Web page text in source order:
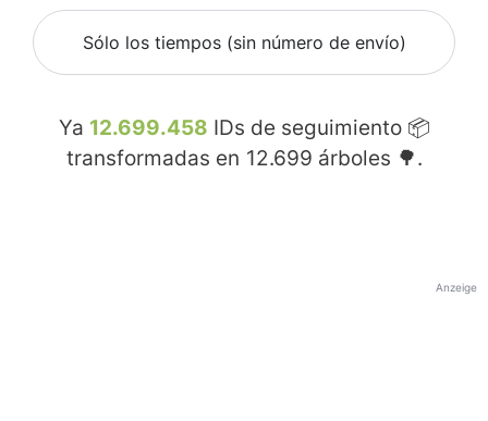
Sólo los tiempos (sin número de envío)
Ya 12.699.458 IDs de seguimiento 📦
transformadas en 12.699 árboles 🌳.
Anzeige